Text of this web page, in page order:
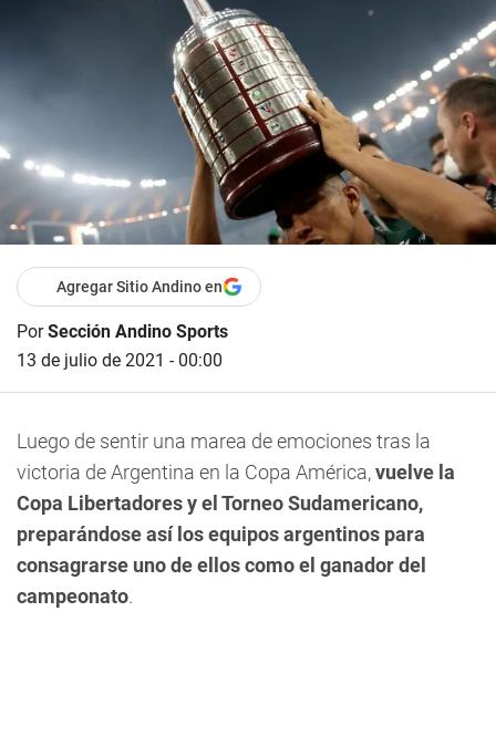
Agregar Sitio Andino en
PorSección Andino Sports
13 de julio de 2021 - 00:00
Luego de sentir una marea de emociones tras la
victoria de Argentina en la Copa América,vuelve la
Copa Libertadores y el Torneo Sudamericano,
preparándose así los equipos argentinos para
consagrarse uno de ellos como el ganador del
campeonato.